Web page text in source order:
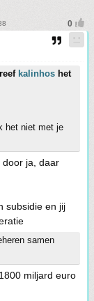
kalinhos het
het niet met je
door ja, daar
subsidie en jij
samen
miljard euro